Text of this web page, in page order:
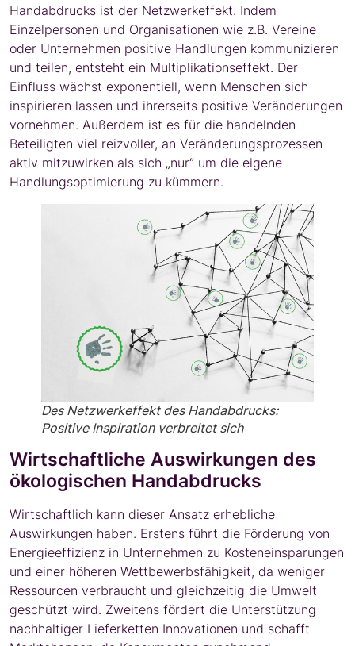
Handabdrucks ist der Netzwerkeffekt. Indem
Einzelpersonen und Organisationen wie z.B. Vereine
oder Unternehmen positive Handlungen kommunizieren
und teilen, entsteht ein Multiplikationseffekt. Der
Einfluss wächst exponentiell, wenn Menschen sich
inspirieren lassen und ihrerseits positive Veränderungen
vornehmen. Außerdem ist es für die handelnden
Beteiligten viel reizvoller, an Veränderungsprozessen
aktiv mitzuwirken als sich „nur“ um die eigene
Handlungsoptimierung zu kümmern.
Des Netzwerkeffekt des Handabdrucks:
Positive Inspiration verbreitet sich
Wirtschaftliche Auswirkungen des
ökologischen Handabdrucks
Wirtschaftlich kann dieser Ansatz erhebliche
Auswirkungen haben. Erstens führt die Förderung von
Energieeffizienz in Unternehmen zu Kosteneinsparungen
und einer höheren Wettbewerbsfähigkeit, da weniger
Ressourcen verbraucht und gleichzeitig die Umwelt
geschützt wird. Zweitens fördert die Unterstützung
nachhaltiger Lieferketten Innovationen und schafft